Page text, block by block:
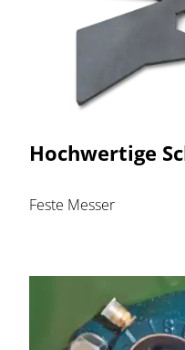
Hochwertige
Feste Messer